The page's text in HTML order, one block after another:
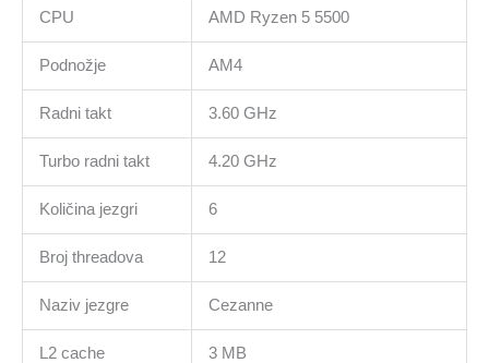
CPU AMD Ryzen 5 5500
Podnožje AM4
Radni takt 3.60 GHz
Turbo radni takt 4.20 GHz
Količina jezgri 6
Broj threadova 12
Naziv jezgre Cezanne
L2 cache 3 MB